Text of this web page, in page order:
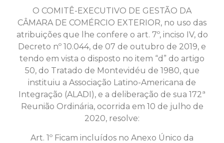
O COMITÊ-EXECUTIVO DE GESTÃO DA
CÂMARA DE COMÉRCIO EXTERIOR, no uso das
atribuições que lhe confere o art. 7º, inciso IV, do
Decreto nº 10.044, de 07 de outubro de 2019, e
tendo em vista o disposto no item “d” do artigo
50, do Tratado de Montevidéu de 1980, que
instituiu a Associação Latino-Americana de
Integração (ALADI), e a deliberação de sua 172ª
Reunião Ordinária, ocorrida em 10 de julho de
2020, resolve:
Art. 1º Ficam incluídos no Anexo Único da